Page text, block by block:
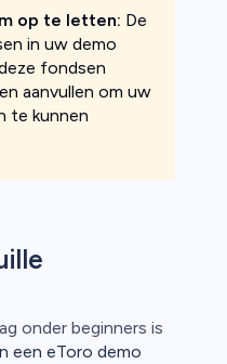
op te letten: De
in uw demo
fondsen
aanvullen om uw
te kunnen
onder beginners is
een eToro demo